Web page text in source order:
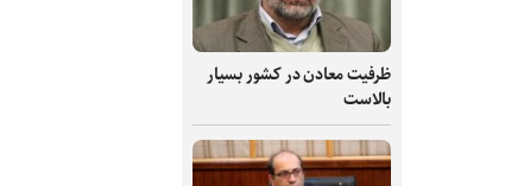
ظرفیت‌ معادن در کشور بسیار
بالاست